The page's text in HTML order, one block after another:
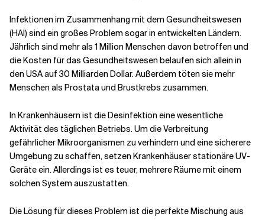
Infektionen im Zusammenhang mit dem Gesundheitswesen
(HAI) sind ein großes Problem sogar in entwickelten Ländern.
Jährlich sind mehr als 1 Million Menschen davon betroffen und
die Kosten für das Gesundheitswesen belaufen sich allein in
den USA auf 30 Milliarden Dollar. Außerdem töten sie mehr
Menschen als Prostataund Brustkrebs zusammen.
In Krankenhäusern ist die Desinfektion eine wesentliche
Aktivität des täglichen Betriebs. Um die Verbreitung
gefährlicher Mikroorganismen zu verhindern und eine sicherere
Umgebung zu schaffen, setzen Krankenhäuser stationäre UV-
Geräte ein. Allerdings ist es teuer, mehrere Räume mit einem
solchen System auszustatten.
DieLösung für dieses Problem ist die perfekte Mischung aus